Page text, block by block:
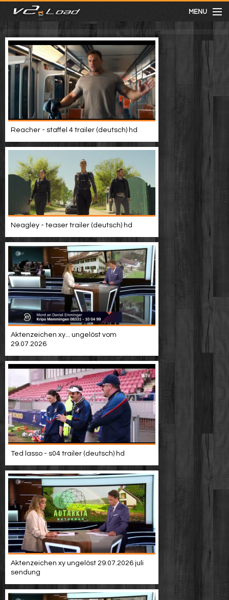
MENU
meist gesehen
neuste
kategorien
Menu
mit facebook anmelden
Informationen
Video suchen
Reacher - staffel 4 trailer (deutsch) hd
Neagley - teaser trailer (deutsch) hd
Aktenzeichen xy... ungelöst vom
29.07.2026
Ted lasso - s04 trailer (deutsch) hd
Aktenzeichen xy ungelöst 29.07.2026 juli
sendung